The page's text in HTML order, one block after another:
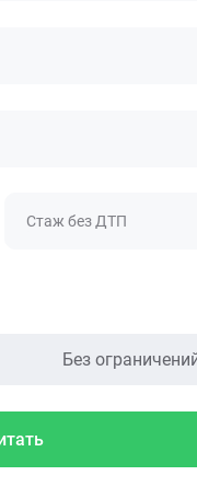
Стаж без ДТП
Без